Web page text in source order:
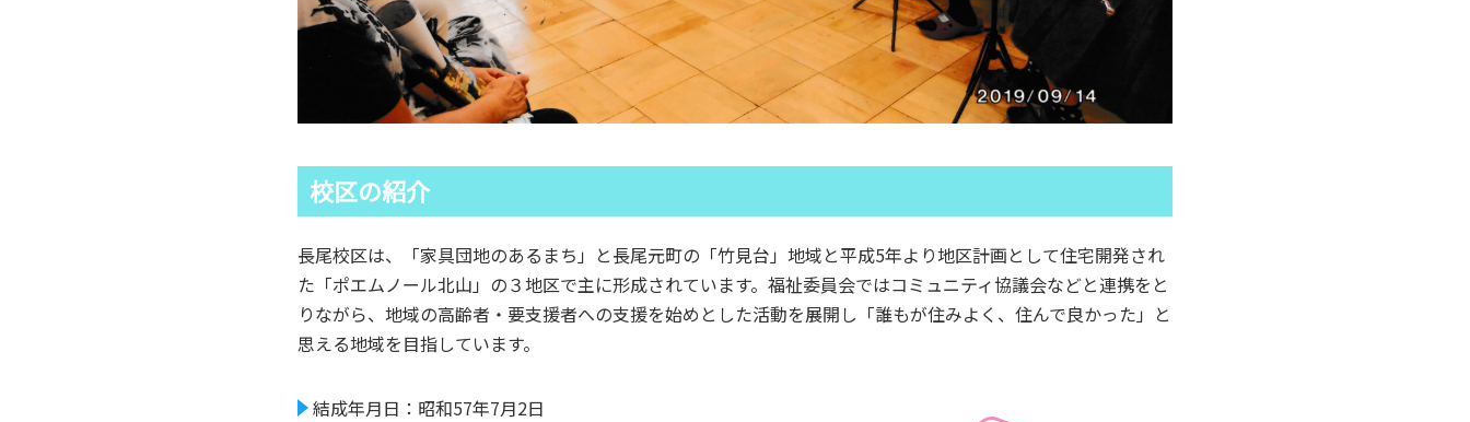
校区の紹介
長尾校区は、「家具団地のあるまち」と長尾元町の「竹見台」地域と平成5年より地区計画として住宅開発され
た「ポエムノール北山」の３地区で主に形成されています。福祉委員会ではコミュニティ協議会などと連携をと
りながら、地域の高齢者・要支援者への支援を始めとした活動を展開し「誰もが住みよく、住んで良かった」と
思える地域を目指しています。
結成年月日：昭和57年7月2日